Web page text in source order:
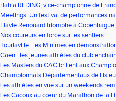
Bahia REDING, vice-championne de
Meetings. Un festival de performances
concours
Flavie Renouard triomphe à
brillent sur tous les fronts
Nos coureurs en force sur les sentiers !
Tourlaville : les Minimes en
Caen : les jeunes athlètes du club
Les Masters du CAC brillent aux
Championnats Départementaux de
remarquables pour nos jeunes athlètes
Les athlètes en vue sur un weekends
Les Cacoux au cœur du Marathon de la